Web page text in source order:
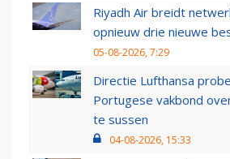
Riyadh Air breidt
opnieuw drie nieuwe
05-08-2026, 7:29
Directie Lufthansa
Portugese vakbond
te sussen
04-08-2026, 15:33